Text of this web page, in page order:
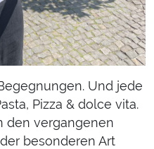
Und jede
Pizza & dolce vita.
den vergangenen
besonderen Art